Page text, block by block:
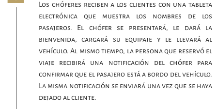
Los chóferes reciben a los clientes con una tableta
electrónica que muestra los nombres de los
pasajeros. El chófer se presentará, le dará la
bienvenida, cargará su equipaje y le llevará al
vehículo. Al mismo tiempo, la persona que reservó el
viaje recibirá una notificación del chófer para
confirmar que el pasajero está a bordo del vehículo.
La misma notificación se enviará una vez que se haya
dejado al cliente.